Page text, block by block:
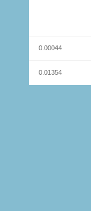
0.00044
0.01354